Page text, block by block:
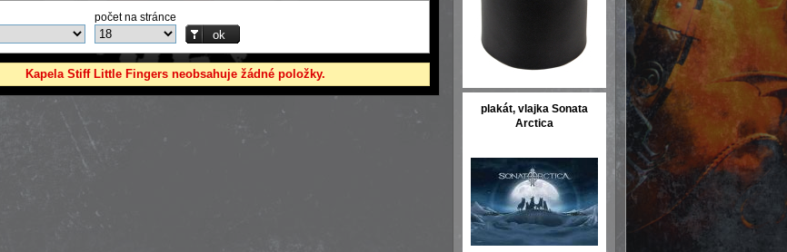
počet na stránce
Kapela Stiff Little Fingers neobsahuje žádné položky.
plakát, vlajka Sonata
Arctica